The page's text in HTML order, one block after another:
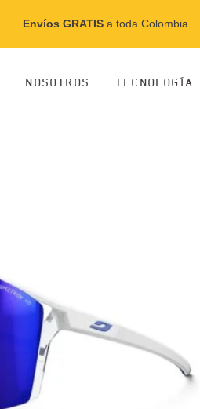
Envíos GRATIS a toda Colombia.
NOSOTROS TECNOLOGÍA